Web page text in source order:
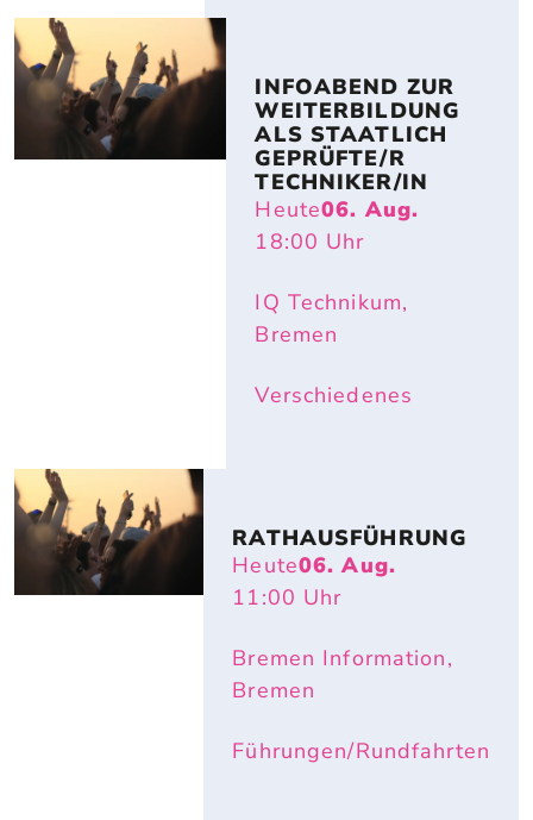
INFOABEND ZUR
WEITERBILDUNG
ALS STAATLICH
GEPRÜFTE/R
TECHNIKER/IN
Heute06. Aug.
18:00 Uhr
IQ Technikum,
Bremen
Verschiedenes
RATHAUSFÜHRUNG
Heute06. Aug.
11:00 Uhr
Bremen Information,
Bremen
Führungen/Rundfahrten